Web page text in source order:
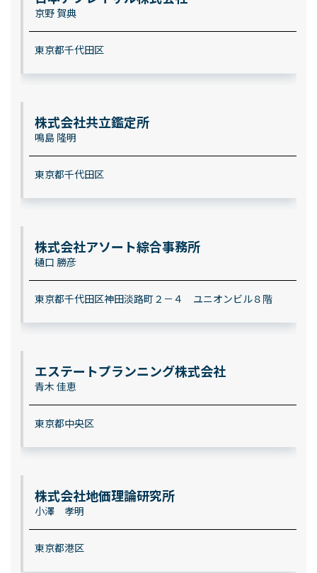
京野 賀典
東京都千代田区
株式会社共立鑑定所
鳴島 隆明
東京都千代田区
株式会社アソート綜合事務所
樋口 勝彦
東京都千代田区神田淡路町２－４ ユニオンビル８階
エステートプランニング株式会社
青木 佳恵
東京都中央区
株式会社地価理論研究所
小澤 孝明
東京都港区